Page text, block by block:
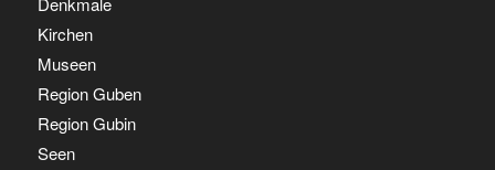
Kirchen
Museen
Region Guben
Region Gubin
Seen